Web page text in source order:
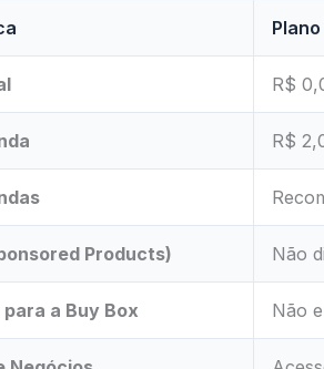
R$
R$
Products) Não
a Buy Box Não